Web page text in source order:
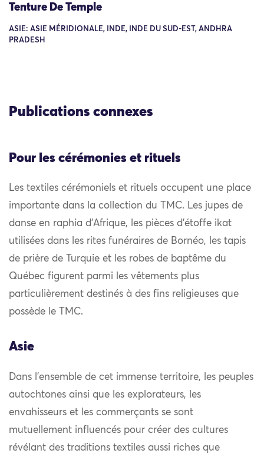
Tenture De Temple
ASIE: ASIE MÉRIDIONALE, INDE, INDE DU SUD-EST, ANDHRA
PRADESH
Publications connexes
Pour les cérémonies et rituels
Les textiles cérémoniels et rituels occupent une place
importante dans la collection du TMC. Les jupes de
danse en raphia d’Afrique, les pièces d’étoffe ikat
utilisées dans les rites funéraires de Bornéo, les tapis
de prière de Turquie et les robes de baptême du
Québec figurent parmi les vêtements plus
particulièrement destinés à des fins religieuses que
possède le TMC.
Asie
Dans l’ensemble de cet immense territoire, les peuples
autochtones ainsi que les explorateurs, les
envahisseurs et les commerçants se sont
mutuellement influencés pour créer des cultures
révélant des traditions textiles aussi riches que